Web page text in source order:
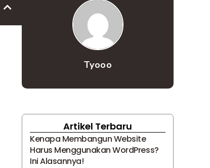
Tyooo
Artikel Terbaru
Kenapa Membangun Website
Harus Menggunakan WordPress?
Ini Alasannya!